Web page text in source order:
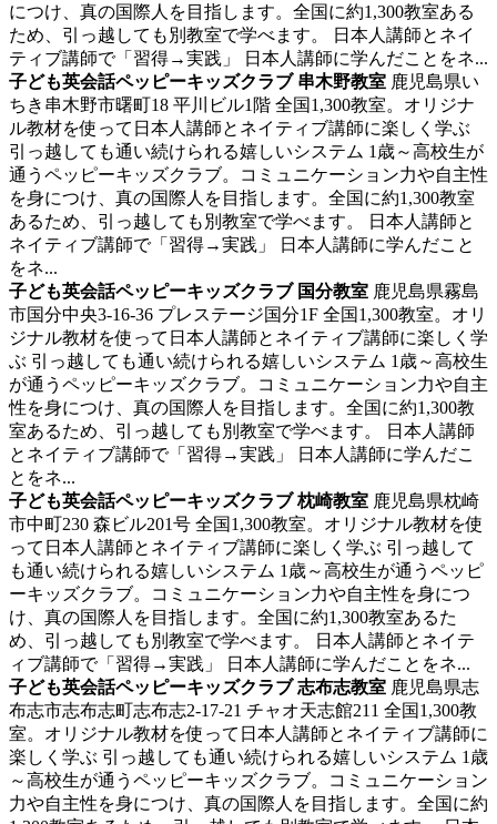
につけ、真の国際人を目指します。全国に約1,300教室ある
ため、引っ越しても別教室で学べます。 日本人講師とネイ
ティブ講師で「習得→実践」 日本人講師に学んだことをネ...
子ども英会話ペッピーキッズクラブ 串木野教室 鹿児島県い
ちき串木野市曙町18 平川ビル1階 全国1,300教室。オリジナ
ル教材を使って日本人講師とネイティブ講師に楽しく学ぶ
引っ越しても通い続けられる嬉しいシステム 1歳～高校生が
通うペッピーキッズクラブ。コミュニケーション力や自主性
を身につけ、真の国際人を目指します。全国に約1,300教室
あるため、引っ越しても別教室で学べます。 日本人講師と
ネイティブ講師で「習得→実践」 日本人講師に学んだこと
をネ...
子ども英会話ペッピーキッズクラブ 国分教室 鹿児島県霧島
市国分中央3-16-36 プレステージ国分1F 全国1,300教室。オリ
ジナル教材を使って日本人講師とネイティブ講師に楽しく学
ぶ 引っ越しても通い続けられる嬉しいシステム 1歳～高校生
が通うペッピーキッズクラブ。コミュニケーション力や自主
性を身につけ、真の国際人を目指します。全国に約1,300教
室あるため、引っ越しても別教室で学べます。 日本人講師
とネイティブ講師で「習得→実践」 日本人講師に学んだこ
とをネ...
子ども英会話ペッピーキッズクラブ 枕崎教室 鹿児島県枕崎
市中町230 森ビル201号 全国1,300教室。オリジナル教材を使
って日本人講師とネイティブ講師に楽しく学ぶ 引っ越して
も通い続けられる嬉しいシステム 1歳～高校生が通うペッピ
ーキッズクラブ。コミュニケーション力や自主性を身につ
け、真の国際人を目指します。全国に約1,300教室あるた
め、引っ越しても別教室で学べます。 日本人講師とネイテ
ィブ講師で「習得→実践」 日本人講師に学んだことをネ...
子ども英会話ペッピーキッズクラブ 志布志教室 鹿児島県志
布志市志布志町志布志2-17-21 チャオ天志館211 全国1,300教
室。オリジナル教材を使って日本人講師とネイティブ講師に
楽しく学ぶ 引っ越しても通い続けられる嬉しいシステム 1歳
～高校生が通うペッピーキッズクラブ。コミュニケーション
力や自主性を身につけ、真の国際人を目指します。全国に約